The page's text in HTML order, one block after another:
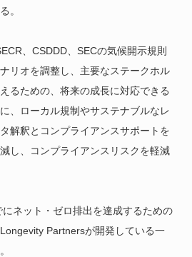
。
、CSDDD、SECの気候開示規則
リオを調整し、主要なステークホル
るための、将来の成長に対応できる
、ローカル規制やサステナブルなレ
解釈とコンプライアンスサポートを
し、コンプライアンスリスクを軽減
ネット・ゼロ排出を達成するための
Partnersが開発している一